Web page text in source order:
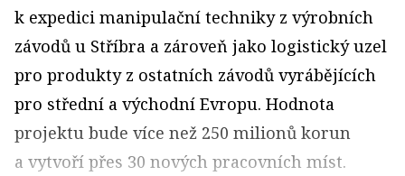
k expedici manipulační techniky z výrobních
závodů u Stříbra a zároveň jako logistický uzel
pro produkty z ostatních závodů vyrábějících
pro střední a východní Evropu. Hodnota
projektu bude více než 250 milionů korun
a vytvoří přes 30 nových pracovních míst.